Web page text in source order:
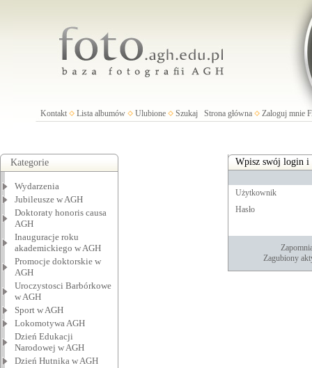
Kontakt Lista albumów Ulubione Szukaj Strona główna Zaloguj mnie
Kategorie
Wydarzenia
Jubileusze w AGH
Doktoraty honoris causa
AGH
Inauguracje roku
akademickiego w AGH
Promocje doktorskie w
AGH
Uroczystosci Barbórkowe
w AGH
Sport w AGH
Lokomotywa AGH
Dzień Edukacji
Narodowej w AGH
Dzień Hutnika w AGH
Wpisz swój login i
Użytkownik
Hasło
Zagubiony